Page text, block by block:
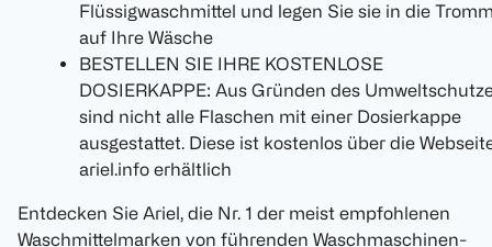
Flüssigwaschmittel und legen Sie sie in die
auf Ihre Wäsche
BESTELLEN SIE IHRE KOSTENLOSE
DOSIERKAPPE: Aus Gründen des
sind nicht alle Flaschen mit einer Dosierkappe
ausgestattet. Diese ist kostenlos über die
ariel.info erhältlich
Entdecken Sie Ariel, die Nr. 1 der meist empfohlenen
Waschmittelmarken von führenden Waschmaschinen-